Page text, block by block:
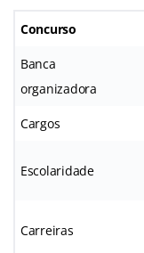
Concurso
Banca
organizadora
Cargos
Escolaridade
Carreiras